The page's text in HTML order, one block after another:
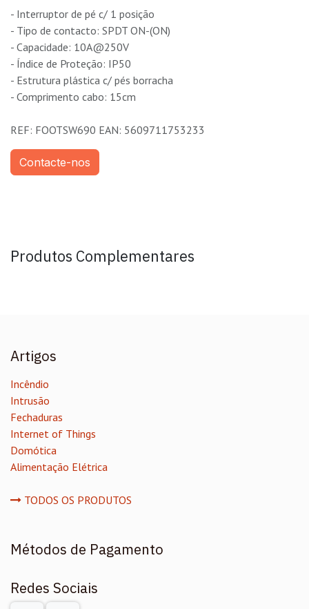
- Interruptor de pé c/ 1 posição
- Tipo de contacto: SPDT ON-(ON)
- Capacidade: 10A@250V
- Índice de Proteção: IP50
- Estrutura plástica c/ pés borracha
- Comprimento cabo: 15cm
REF: FOOTSW690 EAN: 5609711753233
Contacte-nos
Produtos Complementares
Artigos
Incêndio
Intrusão
Fechaduras
Internet of Things
Domótica
Alimentação Elétrica
TODOS OS PRODUTOS
Métodos de Pagamento
Redes Sociais